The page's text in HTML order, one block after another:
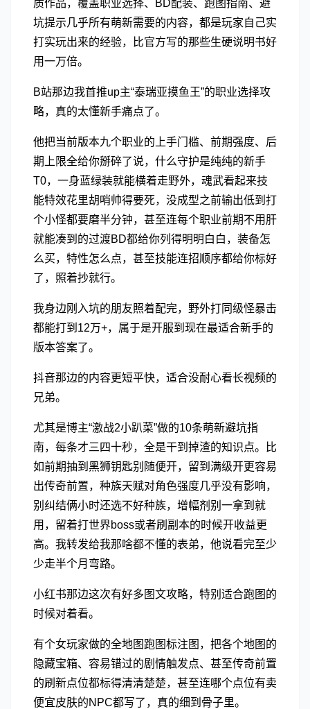
质作品，覆盖职业选择、BD配装、跑图指南、避
坑提示几乎所有萌新需要的内容，都是玩家自己实
打实玩出来的经验，比官方写的那些生硬说明书好
用一万倍。
B站那边我首推up主“泰瑞亚摸鱼王”的职业选择攻
略，真的太懂新手痛点了。
他把当前版本九个职业的上手门槛、前期强度、后
期上限全给你掰碎了说，什么守护是纯纯的新手
T0，一身蓝绿装就能横着走野外，魂武看起来技
能特效花里胡哨帅得要死，没成型之前输出低到打
个小怪都要磨半分钟，甚至连每个职业前期不用肝
就能凑到的过渡BD都给你列得明明白白，装备怎
么买，特性怎么点，甚至技能连招顺序都给你标好
了，照着抄就行。
我身边刚入坑的朋友照着配完，野外打同级怪暴击
都能打到12万+，属于是开服到现在最适合新手的
版本答案了。
抖音那边的内容更短平快，适合没耐心看长视频的
兄弟。
尤其是博主“激战2小趴菜”做的10条萌新避坑指
南，每条才三四十秒，全是干到掉渣的知识点。比
如前期抽到黑狮钥匙别随便开，留到满级开更容易
出传奇前置，种族天赋对角色强度几乎没有影响，
别纠结俩小时还选不好种族，增幅剂别一拿到就
用，留着打世界boss或者刷副本的时候开收益更
高。我转发给我那啥都不懂的表弟，他说看完至少
少走半个月弯路。
小红书那边这次有好多图文攻略，特别适合跑图的
时候对着看。
有个女玩家做的全地图跑图标注图，把各个地图的
隐藏宝箱、容易错过的剧情触发点、甚至传奇前置
的刷新点位都标得清清楚楚，甚至连哪个点位有卖
便宜皮肤的NPC都写了，真的细到骨子里。